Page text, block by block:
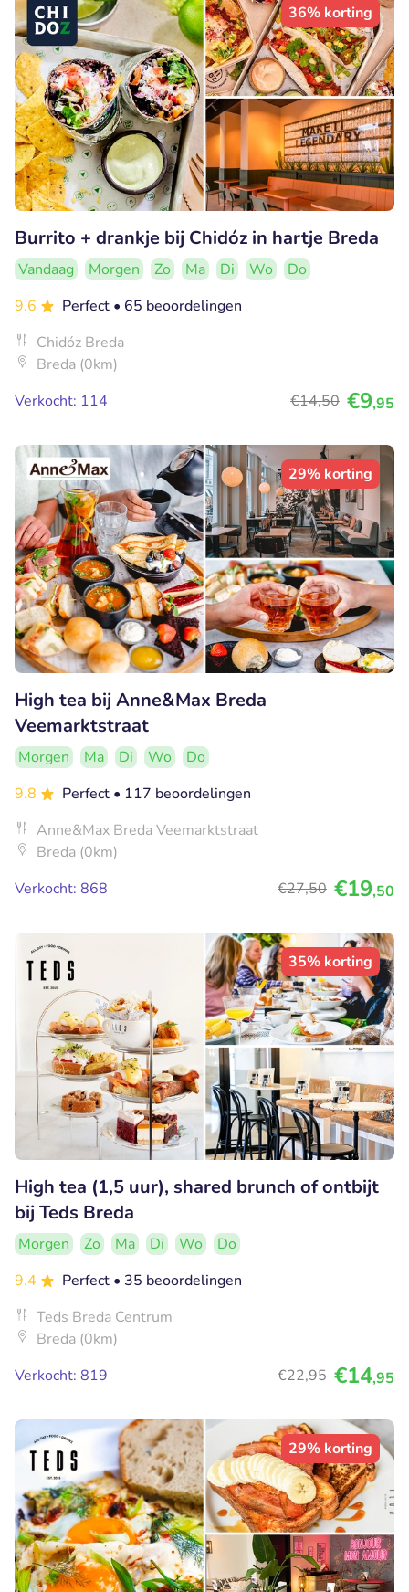
36% korting
Burrito + drankje bij Chidóz in hartje Breda
Vandaag Morgen Zo Ma Di Wo
Do
9.6
Perfect • 65 beoordelingen
Chidóz Breda
Breda (0km)
Verkocht: 114
€14,50 €9,95
29% korting
High tea bij Anne&Max Breda
Veemarktstraat
Morgen Ma Di Wo
Do
9.8
Perfect • 117 beoordelingen
Anne&Max Breda Veemarktstraat
Breda (0km)
Verkocht: 868
€27,50 €19,50
35% korting
High tea (1,5 uur), shared brunch of ontbijt
bij Teds Breda
Morgen Zo Ma Di Wo
Do
9.4
Perfect • 35 beoordelingen
Teds Breda Centrum
Breda (0km)
Verkocht: 819
€22,95 €14,95
29% korting